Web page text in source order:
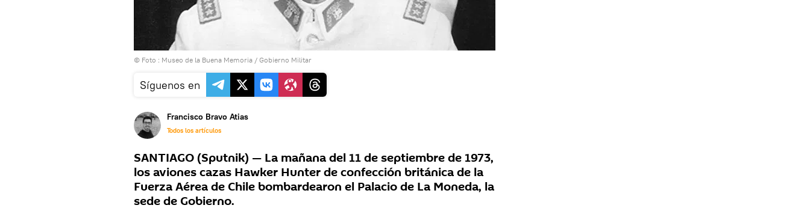
© Foto : Museo de la Buena Memoria / Gobierno Militar
Síguenos en
Francisco Bravo Atias
Todos los artículos
SANTIAGO (Sputnik) — La mañana del 11 de septiembre de 1973,
los aviones cazas Hawker Hunter de confección británica de la
Fuerza Aérea de Chile bombardearon el Palacio de La Moneda, la
sede de Gobierno.